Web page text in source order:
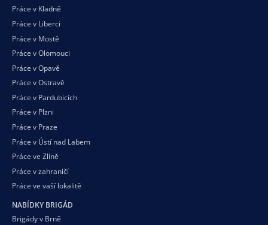
Práce v Kladně
Práce v Liberci
Práce v Mostě
Práce v Olomouci
Práce v Opavě
Práce v Ostravě
Práce v Pardubicích
Práce v Plzni
Práce v Praze
Práce v Ústí nad Labem
Práce ve Zlíně
Práce v zahraničí
Práce ve vaší lokalitě
NABÍDKY BRIGÁD
Brigády v Brně